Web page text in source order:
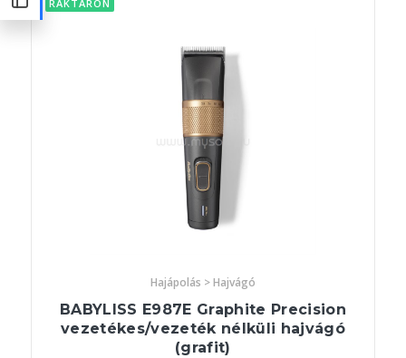
RAKTÁRON
Hajápolás > Hajvágó
BABYLISS E987E Graphite Precision
vezetékes/vezeték nélküli hajvágó
(grafit)